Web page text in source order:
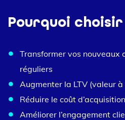
Pourquoi
Transformer vos nouveaux
réguliers
Augmenter la LTV (valeur
Réduire le coût
Améliorer l’engagement